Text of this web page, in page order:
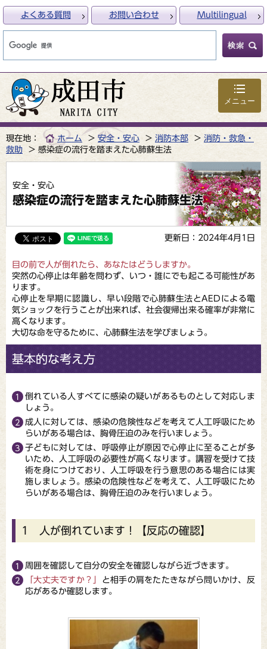
メニュー
よくある質問 お問い合わせ Multilingual
現在地： ホーム 安全・安心 消防本部
消防・救急・
救助
感染症の流行を踏まえた心肺蘇生法
安全・安心
感染症の流行を踏まえた心肺蘇生法
更新日：2024年4月1日
目の前で人が倒れたら、あなたはどうしますか。
突然の心停止は年齢を問わず、いつ・誰にでも起こる可能性があ
ります。
心停止を早期に認識し、早い段階で心肺蘇生法とAEDによる電
気ショックを行うことが出来れば、社会復帰出来る確率が非常に
高くなります。
大切な命を守るために、心肺蘇生法を学びましょう。
基本的な考え方
倒れている人すべてに感染の疑いがあるものとして対応しま
しょう。
成人に対しては、感染の危険性などを考えて人工呼吸にため
らいがある場合は、胸骨圧迫のみを行いましょう。
子どもに対しては、呼吸停止が原因で心停止に至ることが多
いため、人工呼吸の必要性が高くなります。講習を受けて技
術を身につけており、人工呼吸を行う意思のある場合には実
施しましょう。感染の危険性などを考えて、人工呼吸にため
らいがある場合は、胸骨圧迫のみを行いましょう。
1 人が倒れています！【反応の確認】
周囲を確認して自分の安全を確認しながら近づきます。
「大丈夫ですか？」 と相手の肩をたたきながら問いかけ、反
応があるか確認します。